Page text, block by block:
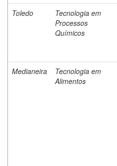
Toledo
Tecnologia em
Processos
Químicos
Medianeira
Tecnologia em
Alimentos